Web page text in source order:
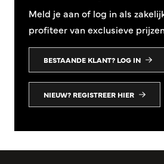
Meld je aan of log in als
profiteer van exclusieve
BESTAANDE KLANT? LOG IN
NIEUW? REGISTREER HIER